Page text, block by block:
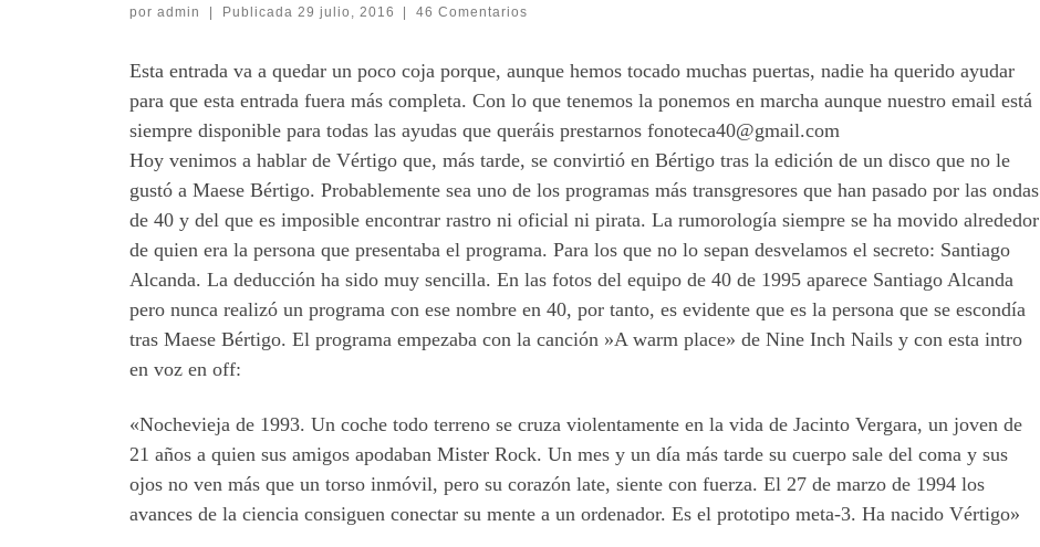
por admin Publicada 29 julio, 2016 46 Comentarios
Esta entrada va a quedar un poco coja porque, aunque hemos tocado muchas puertas, nadie ha querido ayudar
para que esta entrada fuera más completa. Con lo que tenemos la ponemos en marcha aunque nuestro email está
siempre disponible para todas las ayudas que queráis prestarnos fonoteca40@gmail.com
Hoy venimos a hablar de Vértigo que, más tarde, se convirtió en Bértigo tras la edición de un disco que no le
gustó a Maese Bértigo. Probablemente sea uno de los programas más transgresores que han pasado por las ondas
de 40 y del que es imposible encontrar rastro ni oficial ni pirata. La rumorología siempre se ha movido alrededor
de quien era la persona que presentaba el programa. Para los que no lo sepan desvelamos el secreto: Santiago
Alcanda. La deducción ha sido muy sencilla. En las fotos del equipo de 40 de 1995 aparece Santiago Alcanda
pero nunca realizó un programa con ese nombre en 40, por tanto, es evidente que es la persona que se escondí­a
tras Maese Bértigo. El programa empezaba con la canción »A warm place» de Nine Inch Nails y con esta intro
en voz en off:
«Nochevieja de 1993. Un coche todo terreno se cruza violentamente en la vida de Jacinto Vergara, un joven de
21 años a quien sus amigos apodaban Mister Rock. Un mes y un dí­a más tarde su cuerpo sale del coma y sus
ojos no ven más que un torso inmóvil, pero su corazón late, siente con fuerza. El 27 de marzo de 1994 los
avances de la ciencia consiguen conectar su mente a un ordenador. Es el prototipo meta-3. Ha nacido Vértigo»